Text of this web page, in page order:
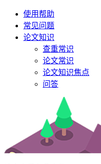
使用帮助
常见问题
论文知识
查重常识
论文常识
论文知识焦点
问答